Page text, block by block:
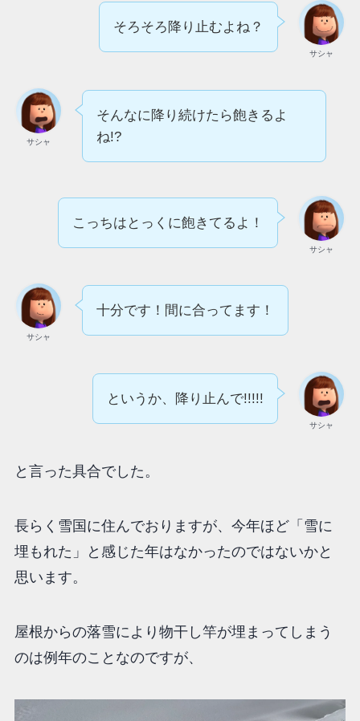
サシャ
そろそろ降り止むよね？
サシャ
そんなに降り続けたら飽きるよ
ね!?
サシャ
こっちはとっくに飽きてるよ！
サシャ
十分です！間に合ってます！
サシャ
というか、降り止んで!!!!!
と言った具合でした。
長らく雪国に住んでおりますが、今年ほど「雪に
埋もれた」と感じた年はなかったのではないかと
思います。
屋根からの落雪により物干し竿が埋まってしまう
のは例年のことなのですが、